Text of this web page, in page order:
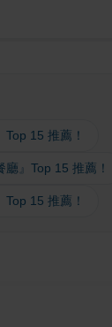
15 推薦！
』Top 15 推薦！
15 推薦！